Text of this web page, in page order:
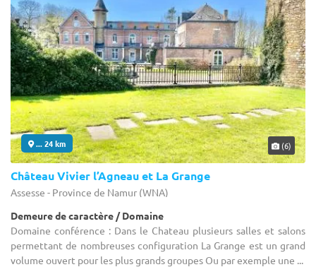
... 24 km (6)
Château Vivier l’Agneau et La Grange
Assesse - Province de Namur (WNA)
Demeure de caractère / Domaine
Domaine conférence : Dans le Chateau plusieurs salles et salons
permettant de nombreuses configuration La Grange est un grand
volume ouvert pour les plus grands groupes Ou par exemple une ...